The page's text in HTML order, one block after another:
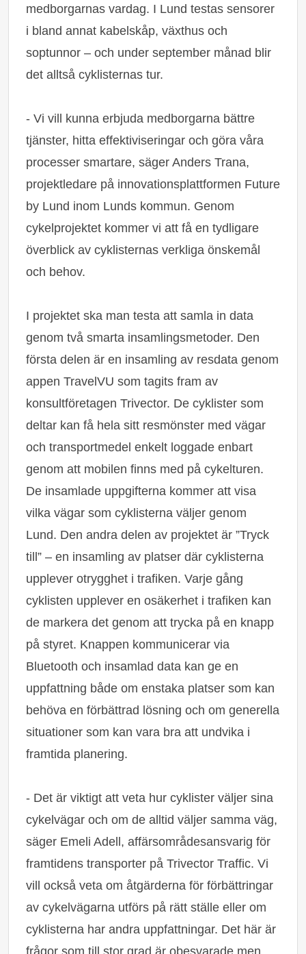
medborgarnas vardag. I Lund testas sensorer
i bland annat kabelskåp, växthus och
soptunnor – och under september månad blir
det alltså cyklisternas tur.
‑ Vi vill kunna erbjuda medborgarna bättre
tjänster, hitta effektiviseringar och göra våra
processer smartare, säger Anders Trana,
projektledare på innovationsplattformen Future
by Lund inom Lunds kommun. Genom
cykelprojektet kommer vi att få en tydligare
överblick av cyklisternas verkliga önskemål
och behov.
I projektet ska man testa att samla in data
genom två smarta insamlingsmetoder. Den
första delen är en insamling av resdata genom
appen TravelVU som tagits fram av
konsultföretagen Trivector. De cyklister som
deltar kan få hela sitt resmönster med vägar
och transportmedel enkelt loggade enbart
genom att mobilen finns med på cykelturen.
De insamlade uppgifterna kommer att visa
vilka vägar som cyklisterna väljer genom
Lund. Den andra delen av projektet är ”Tryck
till” – en insamling av platser där cyklisterna
upplever otrygghet i trafiken. Varje gång
cyklisten upplever en osäkerhet i trafiken kan
de markera det genom att trycka på en knapp
på styret. Knappen kommunicerar via
Bluetooth och insamlad data kan ge en
uppfattning både om enstaka platser som kan
behöva en förbättrad lösning och om generella
situationer som kan vara bra att undvika i
framtida planering.
‑ Det är viktigt att veta hur cyklister väljer sina
cykelvägar och om de alltid väljer samma väg,
säger Emeli Adell, affärsområdesansvarig för
framtidens transporter på Trivector Traffic. Vi
vill också veta om åtgärderna för förbättringar
av cykelvägarna utförs på rätt ställe eller om
cyklisterna har andra uppfattningar. Det här är
frågor som till stor grad är obesvarade men